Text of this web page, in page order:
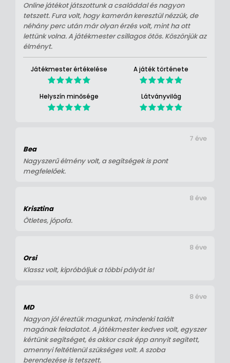
Online játékot játszottunk a családdal és nagyon
tetszett. Fura volt, hogy kamerán keresztül nézzük, de
néhány perc után már olyan érzés volt, mint ha ott
lettünk volna. A játékmester csillagos ötös. Köszönjük az
élményt.
Játékmester értékelése A játék története
Helyszín minősége Látványvilág
Bea
Nagyszerű élmény volt, a segítségek is pont
megfelelőek.
7 éve
Krisztina
Ötletes, jópofa.
8 éve
Orsi
Klassz volt, kipróbáljuk a többi pályát is!
8 éve
MD
Nagyon jól éreztük magunkat, mindenki talált
magának feladatot. A játékmester kedves volt, egyszer
kértünk segítséget, és akkor csak épp annyit segített,
amennyi feltétlenül szükséges volt. A szoba
berendezése is tetszett.
8 éve